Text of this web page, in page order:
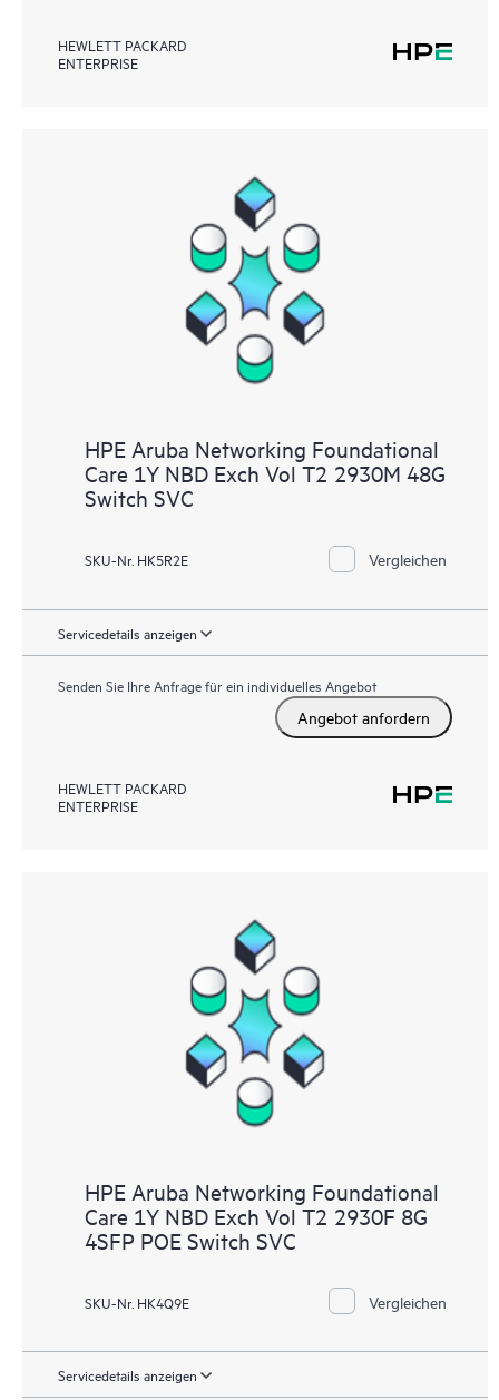
HEWLETT PACKARD
ENTERPRISE
HPE Aruba Networking Foundational
Care 1Y NBD Exch Vol T2 2930M 48G
Switch SVC
SKU-Nr. HK5R2E Vergleichen
Servicedetails anzeigen
Senden Sie Ihre Anfrage für ein individuelles Angebot
Angebot anfordern
HEWLETT PACKARD
ENTERPRISE
HPE Aruba Networking Foundational
Care 1Y NBD Exch Vol T2 2930F 8G
4SFP POE Switch SVC
SKU-Nr. HK4Q9E Vergleichen
Servicedetails anzeigen